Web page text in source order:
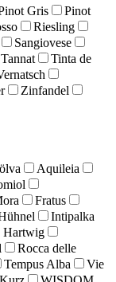
Gris
Pinot
Riesling
Sangiovese
Tannat
Tinta de
Zinfandel
Aquileia
Fratus
Intipalka
Hartwig
Rocca delle
Tempus Alba
Vie